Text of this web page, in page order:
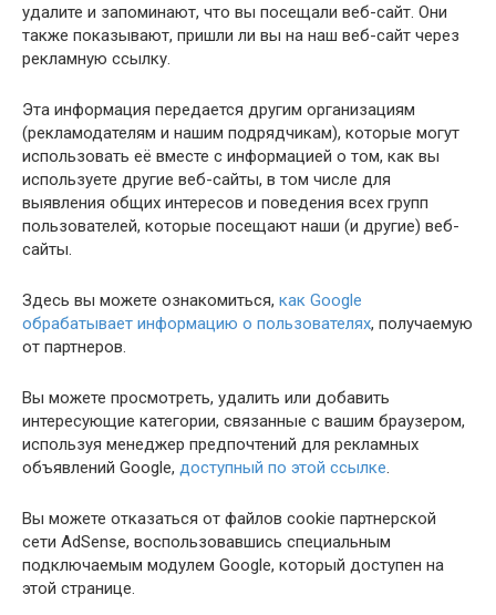
удалите и запоминают, что вы посещали веб-сайт. Они
также показывают, пришли ли вы на наш веб-сайт через
рекламную ссылку.
Эта информация передается другим организациям
(рекламодателям и нашим подрядчикам), которые могут
использовать её вместе с информацией о том, как вы
используете другие веб-сайты, в том числе для
выявления общих интересов и поведения всех групп
пользователей, которые посещают наши (и другие) веб-
сайты.
Здесь вы можете ознакомиться, как Google
обрабатывает информацию о пользователях, получаемую
от партнеров.
Вы можете просмотреть, удалить или добавить
интересующие категории, связанные с вашим браузером,
используя менеджер предпочтений для рекламных
объявлений Google, доступный по этой ссылке.
Вы можете отказаться от файлов cookie партнерской
сети AdSense, воспользовавшись специальным
подключаемым модулем Google, который доступен на
этой странице.